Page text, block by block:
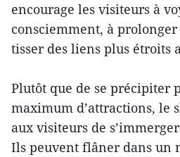
encourage les visiteurs à
consciemment, à
tisser des liens plus étroits
Plutôt que de se précipiter
maximum d’attractions, le
aux visiteurs de
Ils peuvent flâner dans un